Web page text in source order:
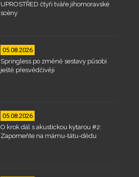
UPROSTŘED čtyři tváře jihomoravské
scény
05.08.2026
Springless po změně sestavy působí
ještě přesvědčivěji
05.08.2026
O krok dál s akustickou kytarou #2:
Zapomeňte na mámu-tátu-dědu